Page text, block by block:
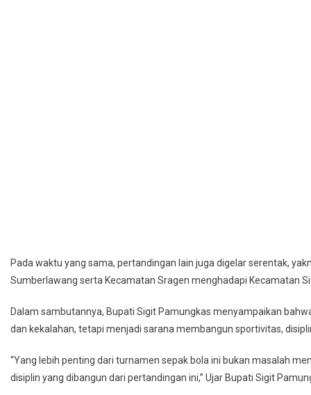
Pada waktu yang sama, pertandingan lain juga digelar serentak,
Sumberlawang serta Kecamatan Sragen menghadapi Kecamatan
Dalam sambutannya, Bupati Sigit Pamungkas menyampaikan
dan kekalahan, tetapi menjadi sarana membangun sportivitas,
“Yang lebih penting dari turnamen sepak bola ini bukan masalah
disiplin yang dibangun dari pertandingan ini,” Ujar Bupati Sigit